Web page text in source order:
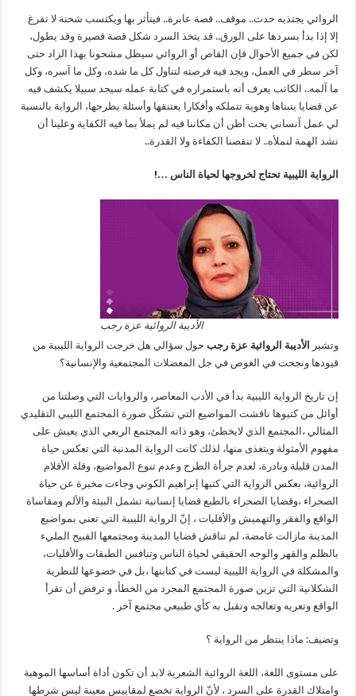
الروائي يجتذبه حدث.. موقف.. قصة عابرة.. فيتأثر بها ويكتسب شحنة لا تفرغ
إلا إذا بدأ بسردها على الورق.. قد يتخذ السرد شكل قصة قصيرة وقد يطول،
لكن في جميع الأحوال فإن القاص أو الروائي سيظل مشحونا بهذا الزاد حتى
آخر سطر في العمل، ويجد فيه فرصته لتناول كل ما شده، وكل ما آسره، وكل
ما آلمه.. الكاتب يعرف أنه باستمراره في كتابة عمله سيجد سبيلا يكشف فيه
عن قضايا يتبناها وهوية تتملكه وأفكارا يعتنقها وأسئلة يطرحها، الرواية بالنسبة
لي عمل آنساني بحت أظن أن مكاننا فيه لم يملأ بما فيه الكفاية وعلينا أن
نشد الهمة لنملأه.. لا تنقصنا الكفاءة ولا القدرة..
الرواية الليبية تحتاج لخروجها لحياة الناس …!
الأديبة الروائية عزة رجب
وتشير
الأديبة الروائية عزة رجب حول سؤالي هل خرجت الرواية الليبية من
قيودها ونجحت في الغوص في جل المعضلات المجتمعية والإنسانية؟
إن تاريخ الرواية الليبية بدأ في الأدب المعاصر، والروايات التي وصلتنا من
أوائل من كتبوها ناقشت المواضيع التي تشكّل صورة المجتمع الليبي التقليدي
المثالي ،المجتمع الذي لايخطئ، وهو ذاته المجتمع الريعي الذي يعيش على
مفهوم الأمثولة ويتغذى منها، لذلك كانت الرواية المدنية التي تعكس حياة
المدن قليلة ونادرة، لعدم جرأة الطرح وعدم تنوع المواضيع، وقلة الأقلام
الروائية، بعكس الرواية التي كتبها إبراهيم الكوني وجاءت مخبرة عن حياة
الصحراء ،وقضايا الصحراء بالطبع قضايا إنسانية تشمل البيئة والألم ومقاساة
الواقع والفقر والتهميش والأقليات ، إنّ الرواية الليبية التي تعني بمواضيع
المدينة مازالت غامضة، لم تناقش قضايا المدينة ومجتمعها القبيح المليء
بالظلم والقهر والوجه الحقيقي لحياة الناس وتنافس الطبقات والأقليات،
والمشكلة في الرواية الليبية ليست في كتابتها ،بل في خضوعها للنظرية
الشكلانية التي تزين صورة المجتمع المجرد من الخطأ، و ترفض أن تقرأ
الواقع وتعريه وتعالجه وتقبل به كأي طبيعي مجتمع آخر .
وتضيف: ماذا ينتظر من الرواية ؟
على مستوى اللغة، اللغة الروائية الشعرية لابد أن تكون أداة أساسها الموهبة
وامتلاك القدرة على السرد ، لأنّ الرواية تخضع لمقاييس معينة ليس شرطها